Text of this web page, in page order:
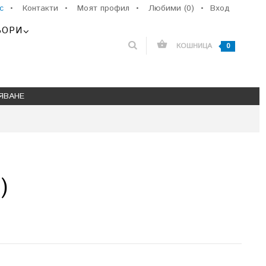
Вход
• Контакти • Моят профил • Любими (0) •
КОШНИЦА 0